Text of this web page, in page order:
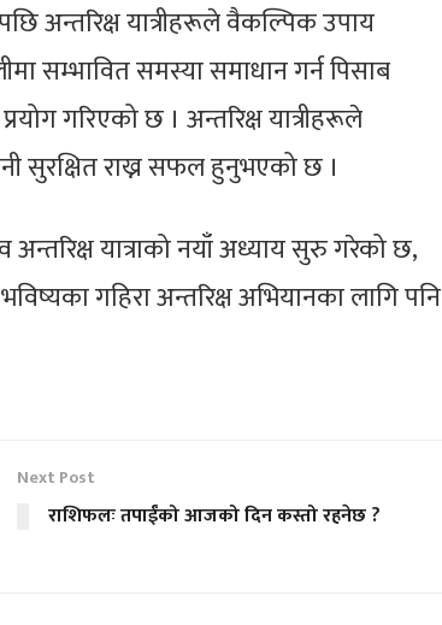
अन्तरिक्ष यात्रीहरूले वैकल्पिक उपाय
सम्भावित समस्या समाधान गर्न पिसाब
गरिएको छ । अन्तरिक्ष यात्रीहरूले
सुरक्षित राख्न सफल हुनुभएको छ ।
अन्तरिक्ष यात्राको नयाँ अध्याय सुरु गरेको छ,
गहिरा अन्तरिक्ष अभियानका लागि पनि
Next Post
राशिफलः तपाईंको आजको दिन कस्तो रहनेछ ?